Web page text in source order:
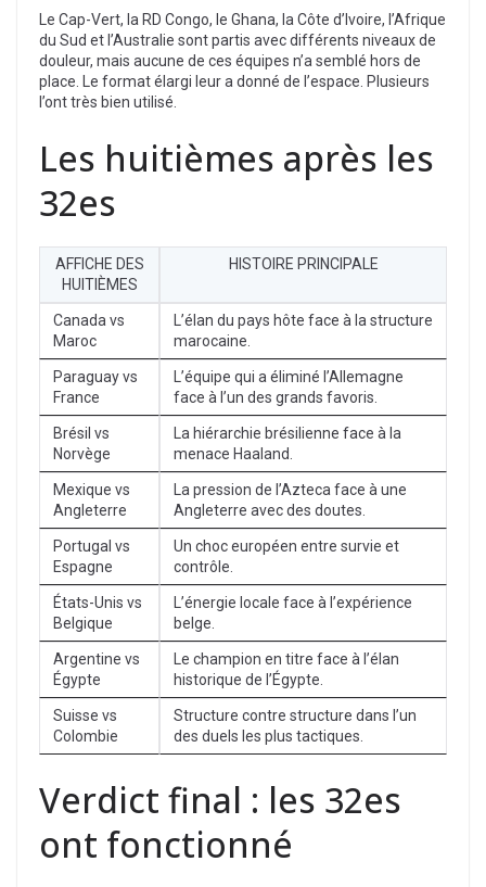
Le Cap-Vert, la RD Congo, le Ghana, la Côte d’Ivoire, l’Afrique
du Sud et l’Australie sont partis avec différents niveaux de
douleur, mais aucune de ces équipes n’a semblé hors de
place. Le format élargi leur a donné de l’espace. Plusieurs
l’ont très bien utilisé.
Les huitièmes après les
32es
AFFICHE DES
HUITIÈMES
HISTOIRE PRINCIPALE
Canada vs
Maroc
L’élan du pays hôte face à la structure
marocaine.
Paraguay vs
France
L’équipe qui a éliminé l’Allemagne
face à l’un des grands favoris.
Brésil vs
Norvège
La hiérarchie brésilienne face à la
menace Haaland.
Mexique vs
Angleterre
La pression de l’Azteca face à une
Angleterre avec des doutes.
Portugal vs
Espagne
Un choc européen entre survie et
contrôle.
États-Unis vs
Belgique
L’énergie locale face à l’expérience
belge.
Argentine vs
Égypte
Le champion en titre face à l’élan
historique de l’Égypte.
Suisse vs
Colombie
Structure contre structure dans l’un
des duels les plus tactiques.
Verdict final : les 32es
ont fonctionné